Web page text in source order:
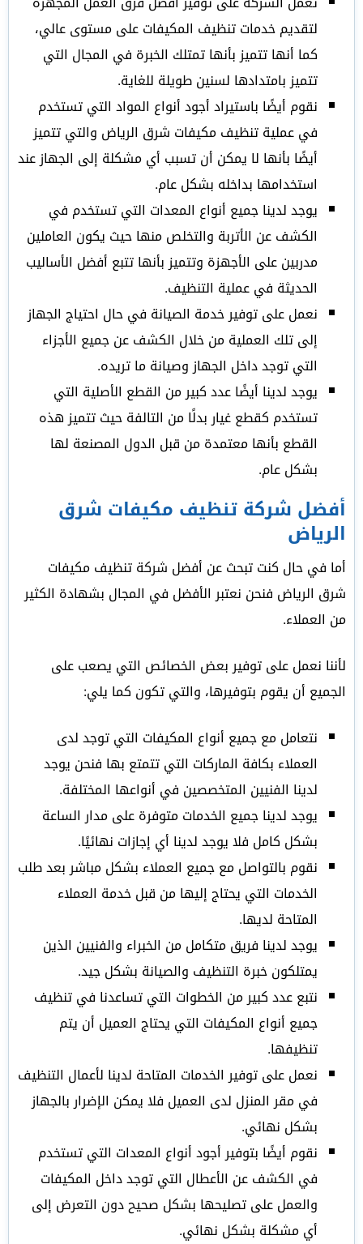
لتقديم خدمات تنظيف المكيفات على مستوى عالي،
كما أنها تتميز بأنها تمتلك الخبرة في المجال التي
تتميز بامتدادها لسنين طويلة للغاية.
نقوم أيضًا باستيراد أجود أنواع المواد التي تستخدم
في عملية تنظيف مكيفات شرق الرياض والتي تتميز
أيضًا بأنها لا يمكن أن تسبب أي مشكلة إلى الجهاز عند
استخدامها بداخله بشكل عام.
يوجد لدينا جميع أنواع المعدات التي تستخدم في
الكشف عن الأتربة والتخلص منها حيث يكون العاملين
مدربين على الأجهزة وتتميز بأنها تتبع أفضل الأساليب
الحديثة في عملية التنظيف.
نعمل على توفير خدمة الصيانة في حال احتياج الجهاز
إلى تلك العملية من خلال الكشف عن جميع الأجزاء
التي توجد داخل الجهاز وصيانة ما تريده.
يوجد لدينا أيضًا عدد كبير من القطع الأصلية التي
تستخدم كقطع غيار بدلًا من التالفة حيث تتميز هذه
القطع بأنها معتمدة من قبل الدول المصنعة لها
بشكل عام.
أفضل شركة تنظيف مكيفات شرق
الرياض
أما في حال كنت تبحث عن أفضل شركة تنظيف مكيفات
شرق الرياض فنحن نعتبر الأفضل في المجال بشهادة الكثير
من العملاء.
لأننا نعمل على توفير بعض الخصائص التي يصعب على
الجميع أن يقوم بتوفيرها، والتي تكون كما يلي:
نتعامل مع جميع أنواع المكيفات التي توجد لدى
العملاء بكافة الماركات التي تتمتع بها فنحن يوجد
لدينا الفنيين المتخصصين في أنواعها المختلفة.
يوجد لدينا جميع الخدمات متوفرة على مدار الساعة
بشكل كامل فلا يوجد لدينا أي إجازات نهائيًا.
نقوم بالتواصل مع جميع العملاء بشكل مباشر بعد طلب
الخدمات التي يحتاج إليها من قبل خدمة العملاء
المتاحة لديها.
يوجد لدينا فريق متكامل من الخبراء والفنيين الذين
يمتلكون خبرة التنظيف والصيانة بشكل جيد.
نتبع عدد كبير من الخطوات التي تساعدنا في تنظيف
جميع أنواع المكيفات التي يحتاج العميل أن يتم
تنظيفها.
نعمل على توفير الخدمات المتاحة لدينا لأعمال التنظيف
في مقر المنزل لدى العميل فلا يمكن الإضرار بالجهاز
بشكل نهائي.
نقوم أيضًا بتوفير أجود أنواع المعدات التي تستخدم
في الكشف عن الأعطال التي توجد داخل المكيفات
والعمل على تصليحها بشكل صحيح دون التعرض إلى
أي مشكلة بشكل نهائي.